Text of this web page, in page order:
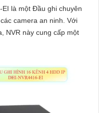
là một Đầu ghi chuyên
camera an ninh. Với
NVR này cung cấp một